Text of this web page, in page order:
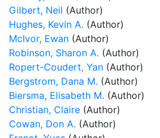
Gilbert, Neil (Author)
Hughes, Kevin A. (Author)
McIvor, Ewan (Author)
Robinson, Sharon A. (Author)
Ropert-Coudert, Yan (Author)
Bergstrom, Dana M. (Author)
Biersma, Elisabeth M. (Author)
Christian, Claire (Author)
Cowan, Don A. (Author)